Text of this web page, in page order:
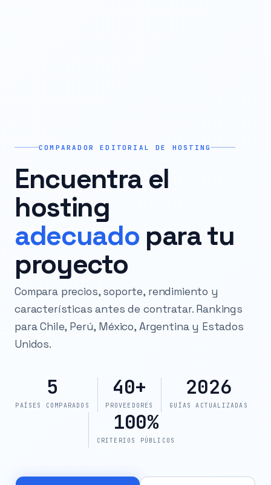
COMPARADOR EDITORIAL DE HOSTING
Encuentra el
hosting
adecuado para tu
proyecto
Compara precios, soporte, rendimiento y
características antes de contratar. Rankings
para Chile, Perú, México, Argentina y Estados
Unidos.
5
PAÍSES COMPARADOS
40+
PROVEEDORES
2026
GUÍAS ACTUALIZADAS
100%
CRITERIOS PÚBLICOS